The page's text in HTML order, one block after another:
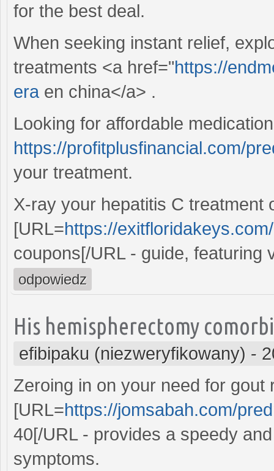
for the best deal.
When seeking instant relief,
treatments <a href="https://
era en china</a> .
Looking for affordable
https://profitplusfinancial.com/
your treatment.
X-ray your hepatitis C treatment
[URL=https://
coupons[/URL - guide, featuring
odpowiedz
His hemispherectomy
efibipaku (niezweryfikowany) -
Zeroing in on your need for gout
[URL=https://jomsabah.com/
40[/URL - provides a speedy
symptoms.